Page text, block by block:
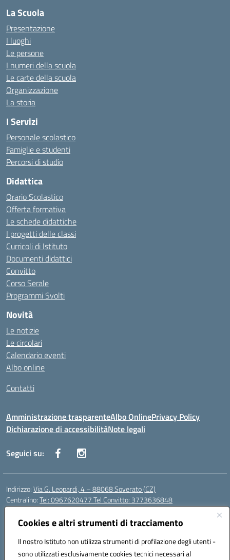
Cookies e altri strumenti di tracciamento
Il nostro Istituto non utilizza strumenti di profilazione degli utenti -
sono utilizzati esclusivamente cookies tecnici necessari al
La Scuola
Presentazione
I luoghi
Le persone
I numeri della scuola
Le carte della scuola
Organizzazione
La storia
I Servizi
Personale scolastico
Famiglie e studenti
Percorsi di studio
Didattica
Orario Scolastico
Offerta formativa
Le schede didattiche
I progetti delle classi
Curricoli di Istituto
Documenti didattici
Convitto
Corso Serale
Programmi Svolti
Novità
Le notizie
Le circolari
Calendario eventi
Albo online
Contatti
Amministrazione trasparenteAlbo OnlinePrivacy Policy
Dichiarazione di accessibilitàNote legali
Seguici su:
Indirizzo:Via G. Leopardi, 4 – 88068 Soverato (CZ)
Centralino:Tel: 0967620477 Tel Convitto: 3773636848
Email:
Posta elettronica certificata (PEC):czrh04000q@pec.istruzione.it
Codice fiscale: 84000690796
Codice meccanografico:CZRH04000Q